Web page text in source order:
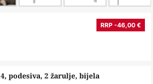
podesiva, 2 žarulje, bijela
RRP -46,00 €